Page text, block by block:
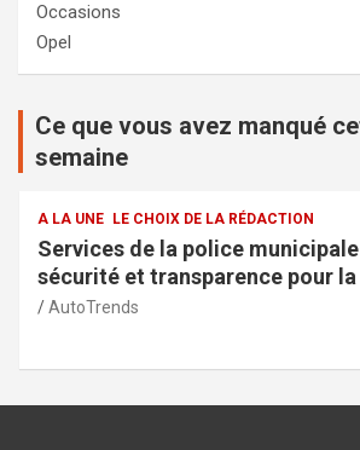
Occasions
Opel
Ce que vous avez manqué
semaine
A LA UNE LE CHOIX DE LA RÉDACTION
Services de la police
sécurité et transparence pour
AutoTrends